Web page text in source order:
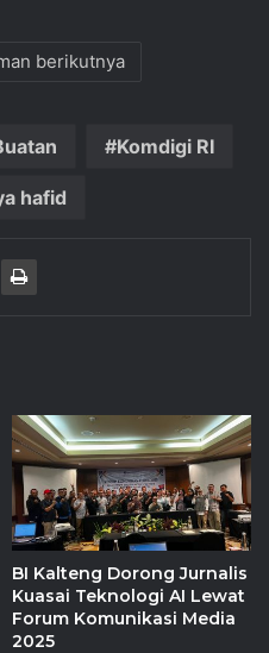
berikutnya
Komdigi RI
hafid
BI Kalteng Dorong Jurnalis
Kuasai Teknologi AI Lewat
Forum Komunikasi Media
2025